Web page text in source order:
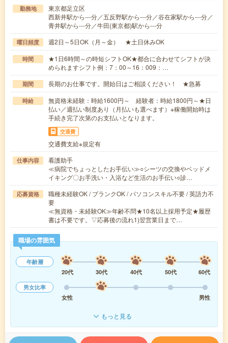
勤務地
東京都足立区
西新井駅から---分／五反野駅から---分／谷在家駅から---分／
青井駅から---分／牛田(東京都)駅から---分
曜日頻度 週2日～5日OK（月～金） ★土日休みOK
時間
★1日6時間～の時短シフトOK★都合に合わせてシフトが決
められますシフト例：7：00～16：009：…
期間 長期のお仕事です。開始日はご相談ください！ ★急募
時給
無資格未経験：時給1600円～ 経験者：時給1800円～★日
払い／週払い制度あり（月払いも選べます）※稼働開始時は
手続き完了次第のお支払いとなります。
交通費
交通費支給※規定有
仕事内容
看護助手
≪病院でちょっとしたお手伝い≫○シーツの交換やベッドメ
イキング〇お手洗い・入浴など生活のお手伝い○診…
応募資格
職種未経験OK / ブランクOK / パソコンスキル不要 / 英語力不
要
≪無資格・未経験OK≫年齢不問★10名以上採用予定★履歴
書は不要です。▽応募後の流れ1)翌営業日まで…
職場の雰囲気
年齢層
20代
30代 40代 50代
60代
男女比率
女性
男性
もっと見る